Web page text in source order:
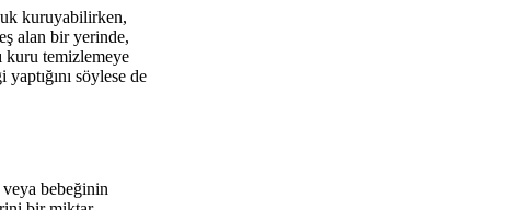
kuruyabilirken,
alan bir yerinde,
kuru temizlemeye
söylese de
veya bebeğinin